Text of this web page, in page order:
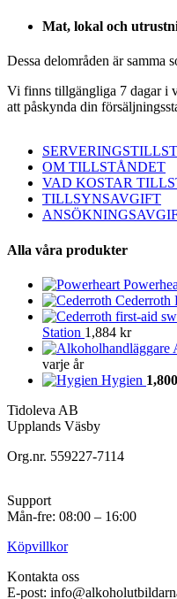
Mat, lokal och
Dessa delområden är samma
Vi finns tillgängliga 7 dagar i
att påskynda din
OM TILLSTÅNDET
VAD KOSTAR
TILLSYNSAVGIFT
Alla våra produkter
Cederroth
Station 1,884 kr
varje år
Hygien 1,800
Tidoleva AB
Upplands Väsby
Org.nr. 559227-7114
Support
Mån-fre: 08:00 – 16:00
Köpvillkor
Kontakta oss
E-post: